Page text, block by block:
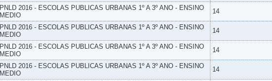
PNLD 2016 - ESCOLAS PUBLICAS URBANAS 1º A 3º ANO - ENSINO
MEDIO
14
PNLD 2016 - ESCOLAS PUBLICAS URBANAS 1º A 3º ANO - ENSINO
MEDIO
14
PNLD 2016 - ESCOLAS PUBLICAS URBANAS 1º A 3º ANO - ENSINO
MEDIO
14
PNLD 2016 - ESCOLAS PUBLICAS URBANAS 1º A 3º ANO - ENSINO
MEDIO
14